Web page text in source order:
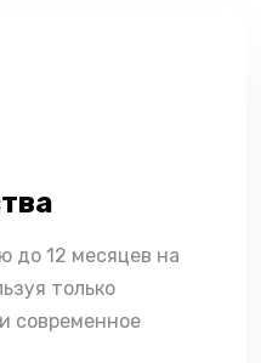
до 12 месяцев на
только
современное